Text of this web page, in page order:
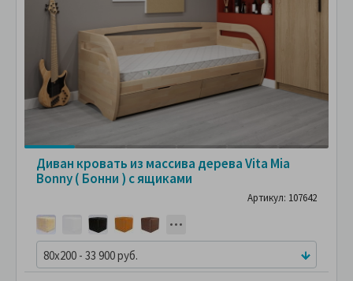
Диван кровать из массива дерева Vita Mia
Bonny ( Бонни ) с ящиками
Артикул: 107642
80x200 - 33 900 руб.